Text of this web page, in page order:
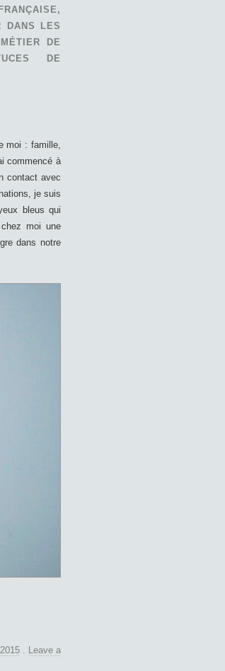
DANS LES
DE
DE
moi : famille,
commencé à
contact avec
je suis
bleus qui
moi une
dans notre
Leave a